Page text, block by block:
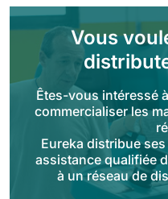
E71
710 mm
E81
810 mm
Autolaveuses
Xtrema
1400 mm
Magnum
1570 mm
Bull 200
2100 mm
Vous
Êtes-vous intéressé
commercialiser les
Eureka distribue
assistance qualifiée
à un réseau de